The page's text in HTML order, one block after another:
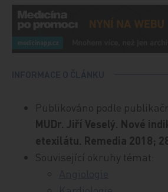
Publikováno podle
MUDr. Jiří Veselý. Nové
etexilátu. Remedia 2018;
Související okruhy témat: